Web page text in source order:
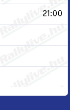
21:00